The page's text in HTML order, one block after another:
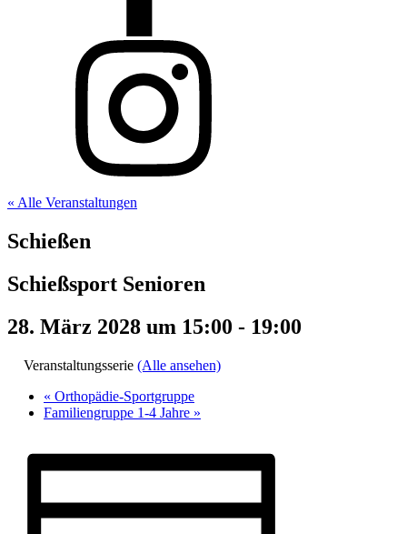
« Alle Veranstaltungen
Schießen
Schießsport Senioren
28. März 2028 um 15:00 - 19:00
Veranstaltungsserie (Alle ansehen)
« Orthopädie-Sportgruppe
Familiengruppe 1-4 Jahre »